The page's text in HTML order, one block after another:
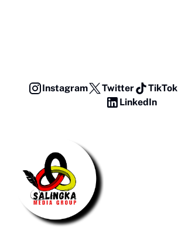
Instagram Twitter TikTok
LinkedIn